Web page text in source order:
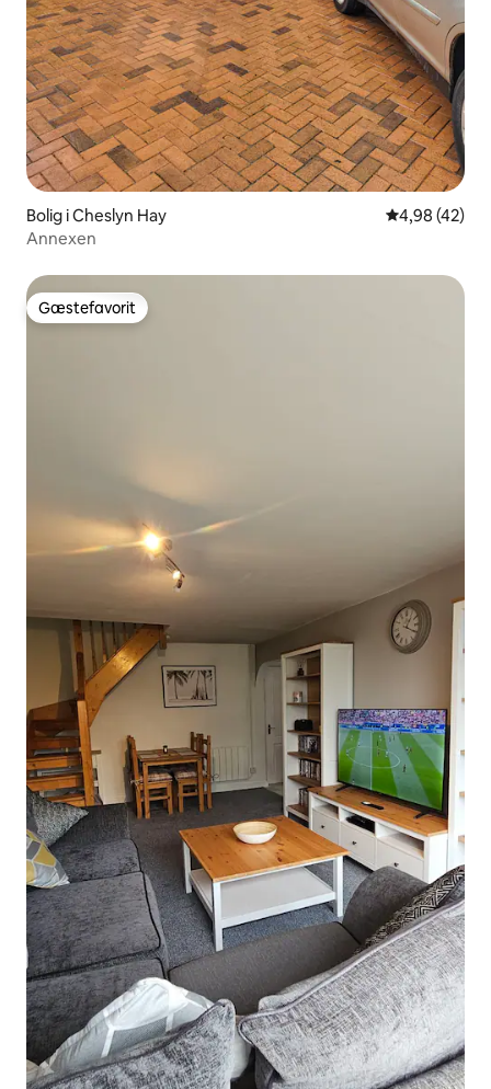
Bolig i Cheslyn Hay 4,98 ud af 5 i
4,98 (42)
Annexen
Gæstefavorit
Gæstefavorit